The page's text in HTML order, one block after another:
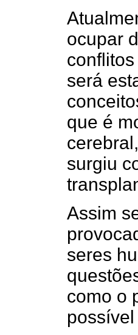
ocupar
será
que é
surgiu
Assim
seres
como o